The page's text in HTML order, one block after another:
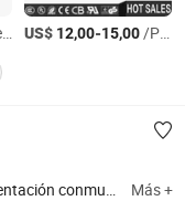
US$ 12,00-15,00/Pieza
sensor, relé de estado sólido Más +